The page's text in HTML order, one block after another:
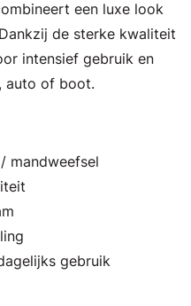
een luxe look
de sterke kwaliteit
intensief gebruik en
auto of boot.
mandweefsel
gebruik